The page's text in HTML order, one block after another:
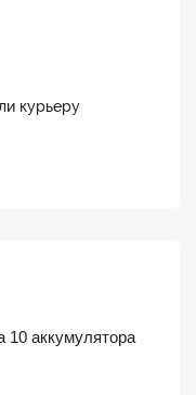
курьеру
10 аккумулятора